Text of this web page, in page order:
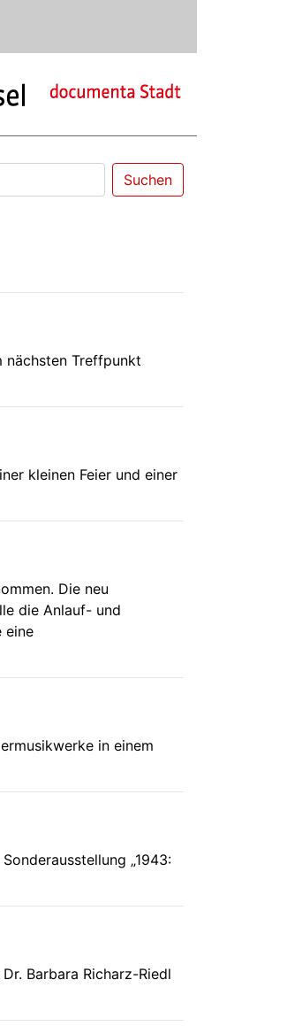
Suchen
nächsten Treffpunkt
kleinen Feier und einer
Die neu
die Anlauf- und
eine
in einem
„1943:
Barbara Richarz-Riedl